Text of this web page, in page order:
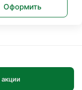
Оформить